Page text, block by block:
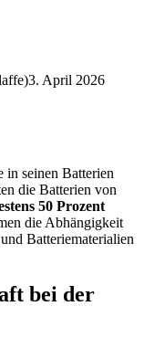
3. April 2026
in seinen Batterien
die Batterien von
50 Prozent
die Abhängigkeit
Batteriematerialien
bei der